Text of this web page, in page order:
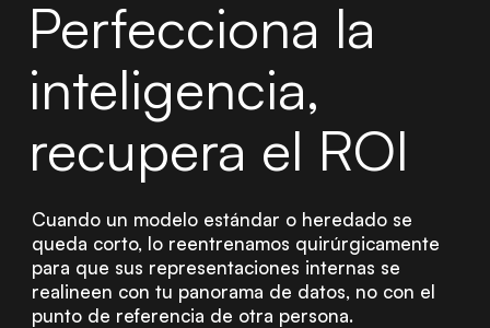
Perfecciona la
inteligencia,
recupera el ROI
Cuando un modelo estándar o heredado se
queda corto, lo reentrenamos quirúrgicamente
para que sus representaciones internas se
realineen con tu panorama de datos, no con el
punto de referencia de otra persona.